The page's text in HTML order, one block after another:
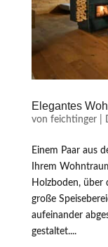
Elegantes
von feichtinger|
Einem Paar aus
Ihrem
Holzboden, über
große
aufeinander
gestaltet....